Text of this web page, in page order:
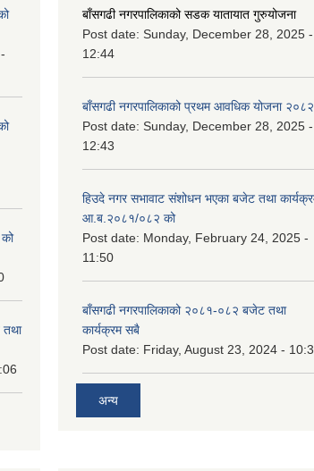
तथा
बाँसगढी नगरपालिकाको सडक यातायात गुरुयोजना
Post date: Sunday, December 28, 2025 -
12:44
बाँसगढी नगरपालिकाको प्रथम आवधिक योजना २०८२
Post date: Sunday, December 28, 2025 -
12:43
हिउदे नगर सभावाट संशोधन भएका बजेट तथा
आ.ब.२०८१/०८२ को
Post date: Monday, February 24, 2025 -
11:50
बाँसगढी नगरपालिकाको २०८१-०८२ बजेट तथा
कार्यक्रम सबै
Post date: Friday, August 23, 2024 -
अन्य